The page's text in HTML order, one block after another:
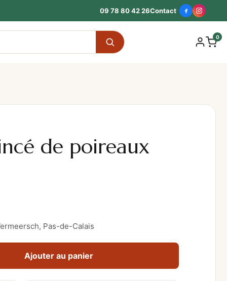
09 78 80 42 26Contact
0
de poireaux
Pas-de-Calais
Ajouter au panier